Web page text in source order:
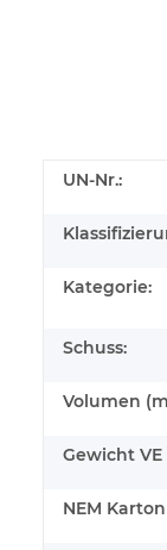
UN-Nr.:
Kategorie:
Schuss:
Volumen
Gewicht VE
NEM